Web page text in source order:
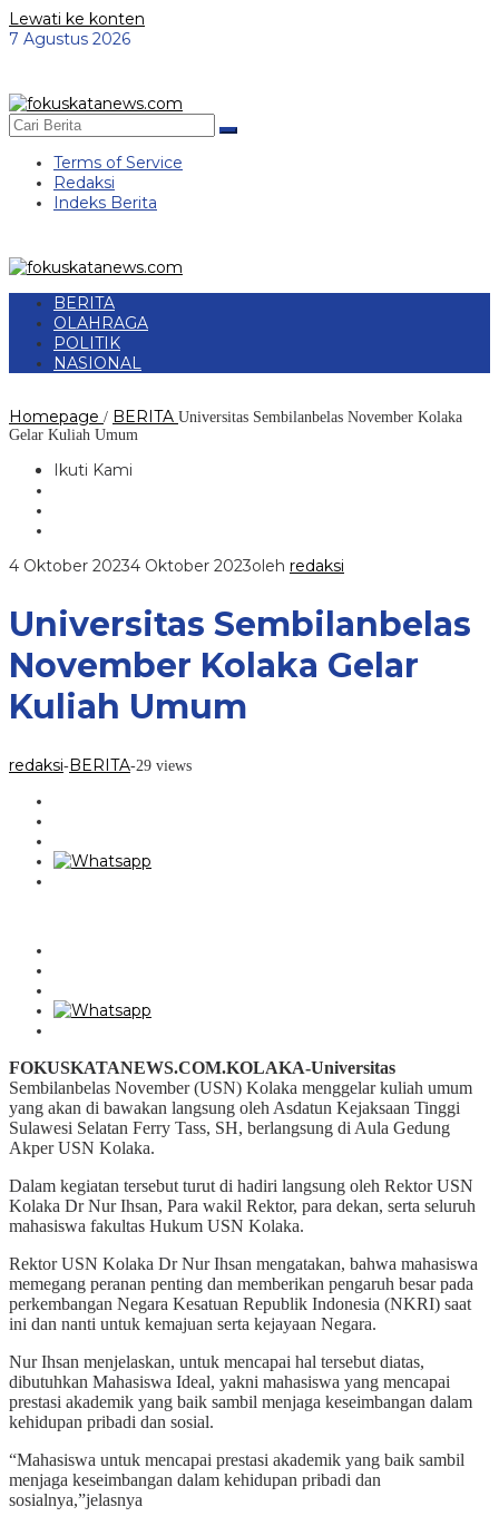
Lewati ke konten
7 Agustus 2026
Terms of Service
Redaksi
Indeks Berita
BERITA
OLAHRAGA
POLITIK
NASIONAL
Homepage / BERITA Universitas Sembilanbelas November Kolaka
Gelar Kuliah Umum
Ikuti Kami
4 Oktober 20234 Oktober 2023oleh redaksi
Universitas Sembilanbelas
November Kolaka Gelar
Kuliah Umum
redaksi-BERITA-29 views
FOKUSKATANEWS.COM.KOLAKA-Universitas
Sembilanbelas November (USN) Kolaka menggelar kuliah umum
yang akan di bawakan langsung oleh Asdatun Kejaksaan Tinggi
Sulawesi Selatan Ferry Tass, SH, berlangsung di Aula Gedung
Akper USN Kolaka.
Dalam kegiatan tersebut turut di hadiri langsung oleh Rektor USN
Kolaka Dr Nur Ihsan, Para wakil Rektor, para dekan, serta seluruh
mahasiswa fakultas Hukum USN Kolaka.
Rektor USN Kolaka Dr Nur Ihsan mengatakan, bahwa mahasiswa
memegang peranan penting dan memberikan pengaruh besar pada
perkembangan Negara Kesatuan Republik Indonesia (NKRI) saat
ini dan nanti untuk kemajuan serta kejayaan Negara.
Nur Ihsan menjelaskan, untuk mencapai hal tersebut diatas,
dibutuhkan Mahasiswa Ideal, yakni mahasiswa yang mencapai
prestasi akademik yang baik sambil menjaga keseimbangan dalam
kehidupan pribadi dan sosial.
“Mahasiswa untuk mencapai prestasi akademik yang baik sambil
menjaga keseimbangan dalam kehidupan pribadi dan
sosialnya,”jelasnya